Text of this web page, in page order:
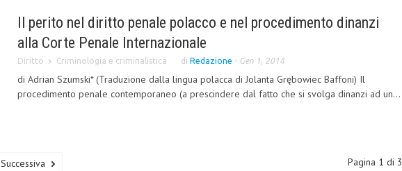
Il perito nel diritto penale polacco e nel procedimento dinanzi
alla Corte Penale Internazionale
Diritto Criminologia e criminalistica di Redazione - Gen 1, 2014
di Adrian Szumski* (Traduzione dalla lingua polacca di Jolanta Grębowiec Baffoni) Il
procedimento penale contemporaneo (a prescindere dal fatto che si svolga dinanzi ad un...
Successiva Pagina 1 di 3